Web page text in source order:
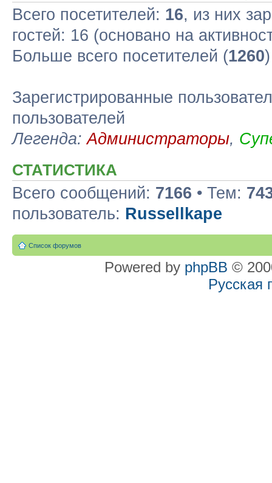
Всего посетителей: 16, из них
гостей: 16 (основано на
Больше всего посетителей (1260
Зарегистрированные
пользователей
Легенда:Администраторы,
СТАТИСТИКА
Всего сообщений: 7166 • Тем:
пользователь: Russellkape
Список форумов
Powered by phpBB ©
Русская